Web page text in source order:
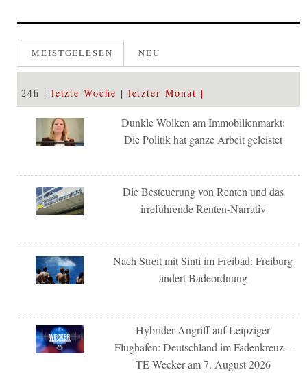
MEISTGELESEN NEU
24h letzte Woche letzter Monat
Dunkle Wolken am Immobilienmarkt:
Die Politik hat ganze Arbeit geleistet
Die Besteuerung von Renten und das
irreführende Renten-Narrativ
Nach Streit mit Sinti im Freibad: Freiburg
ändert Badeordnung
Hybrider Angriff auf Leipziger
Flughafen: Deutschland im Fadenkreuz –
TE-Wecker am 7. August 2026